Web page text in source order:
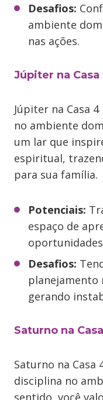
Desafios:
ambiente
nas ações.
Júpiter na Casa
Júpiter na Casa
no ambiente
um lar que
espiritual,
para sua família.
Potenciais:
espaço de
Desafios:
planejamento
gerando
Saturno na
Saturno na Casa
disciplina no
sentido, você